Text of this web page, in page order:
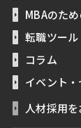
MBAのた
転職ツール
コラム
イベント
人材採用